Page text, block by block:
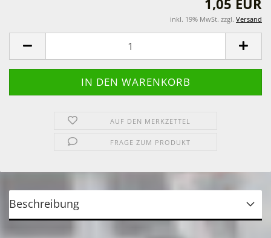
1,05 EUR
inkl. 19% MwSt. zzgl. Versand
AUF DEN MERKZETTEL
FRAGE ZUM PRODUKT
Beschreibung